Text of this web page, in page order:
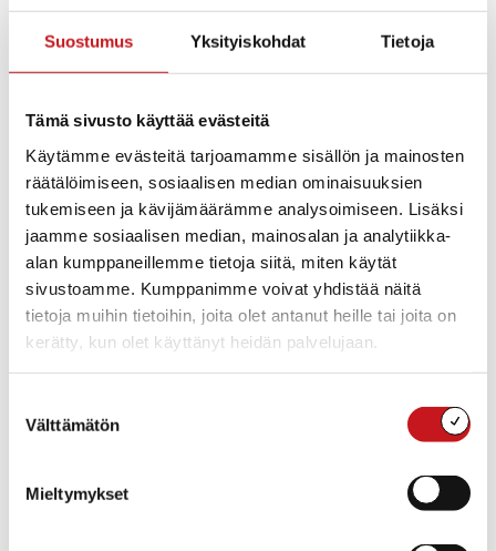
Suostumus Yksityiskohdat Tietoja
Tämä sivusto käyttää evästeitä
Käytämme evästeitä tarjoamamme sisällön ja mainosten
räätälöimiseen, sosiaalisen median ominaisuuksien
tukemiseen ja kävijämäärämme analysoimiseen. Lisäksi
jaamme sosiaalisen median, mainosalan ja analytiikka-
alan kumppaneillemme tietoja siitä, miten käytät
sivustoamme. Kumppanimme voivat yhdistää näitä
tietoja muihin tietoihin, joita olet antanut heille tai joita on
kerätty, kun olet käyttänyt heidän palvelujaan.
valinta
Välttämätön
Mieltymykset
Lisää kalenteriin
TIEDOT
Aika:
12:00 - 12:15